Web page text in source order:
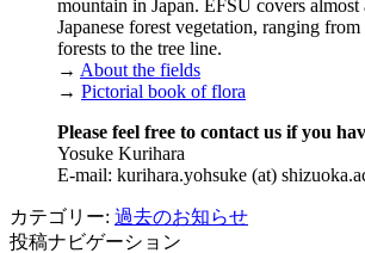
mountain in Japan. EFSU covers almost
Japanese forest vegetation, ranging
forests to the tree line.
→ About the fields
→ Pictorial book of flora
Please feel free to contact us if you
Yosuke Kurihara
E-mail: kurihara.yohsuke (at)
カテゴリー: 過去のお知らせ
投稿ナビゲーション